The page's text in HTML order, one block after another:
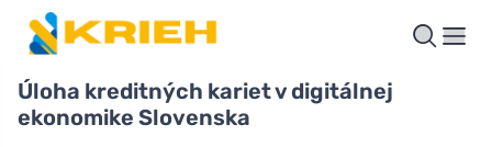
Úloha kreditných kariet v digitálnej
ekonomike Slovenska